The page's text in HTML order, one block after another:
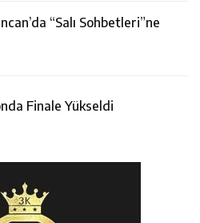
“Salı Sohbetleri”ne
Finale Yükseldi